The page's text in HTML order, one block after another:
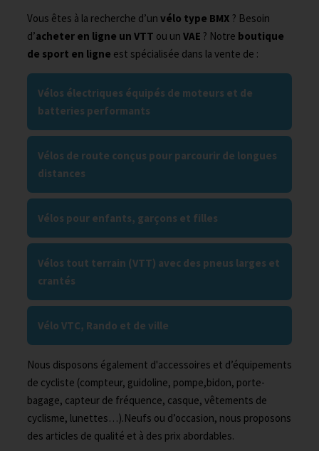
Vous êtes à la recherche d’un vélo type BMX ? Besoin
d’acheter en ligne un VTT ou un VAE ? Notre boutique
de sport en ligne est spécialisée dans la vente de :
Vélos électriques équipés de moteurs et de
batteries performants
Vélos de route conçus pour parcourir de longues
distances
Vélos pour enfants, garçons et filles
Vélos tout terrain (VTT) avec des pneus larges et
crantés
Vélo VTC, Rando et de ville
Nous disposons également d'accessoires et d’équipements
de cycliste (compteur, guidoline, pompe,bidon, porte-
bagage, capteur de fréquence, casque, vêtements de
cyclisme, lunettes…).Neufs ou d’occasion, nous proposons
des articles de qualité et à des prix abordables.